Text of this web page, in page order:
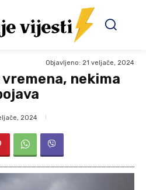
Objavljeno: 21 veljače, 2024
nekima
2024